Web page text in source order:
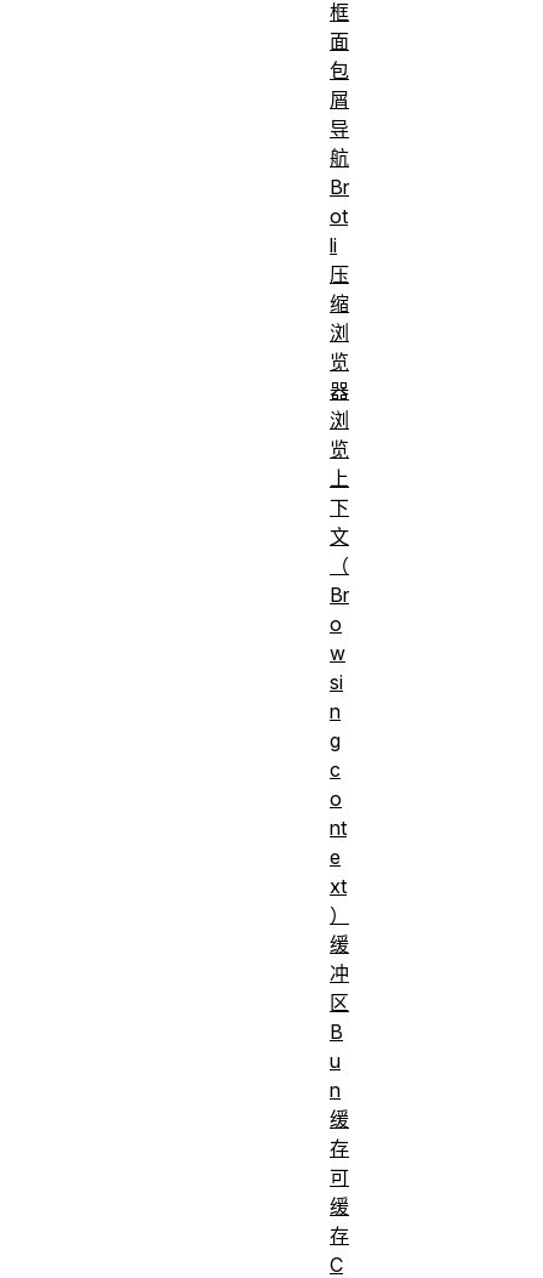
框
面
包
屑
导
航
Br
ot
li
压
缩
浏
览
器
浏
览
上
下
文
（
Br
o
w
si
n
g
c
o
nt
e
xt
）
缓
冲
区
B
u
n
缓
存
可
缓
存
C